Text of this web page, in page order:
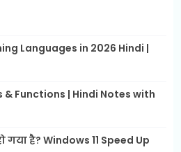
Languages in 2026 Hindi |
& Functions | Hindi Notes with
गया है? Windows 11 Speed Up